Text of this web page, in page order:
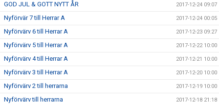
GOD JUL & GOTT NYTT ÅR 2017-12-24 09:07
Nyförvär 7 till Herrar A 2017-12-24 00:05
Nyförvärv 6 till Herrar A 2017-12-23 09:27
Nyförvärv 5 till Herrar A 2017-12-22 10:00
Nyförvärv 4 till Herrar A 2017-12-21 10:00
Nyförvärv 3 till Herrar A 2017-12-20 10:00
Nyförvärv 2 till herrarna 2017-12-19 10:00
Nyförvärv till herrarna 2017-12-18 21:18